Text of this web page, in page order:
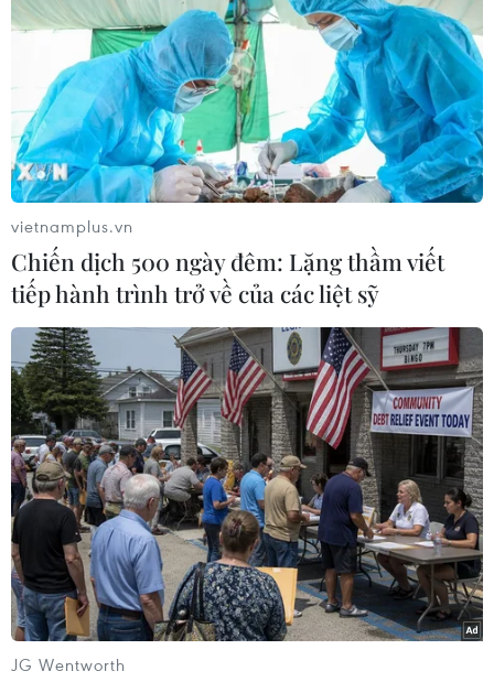
Tờ New York Times đưa tin Tổng thống Trump
cũng chỉ trích Thủ tướng Israel Benjamin
Netanyahu vì những hành động suýt nữa đã
làm đổ vỡ thỏa thuận./.
Xung đột tại Trung Đông:
Mỹ và Iran đạt thỏa thuận
hòa bình
Thủ tướng Pakistan Shehbaz Sharif
thông báo Mỹ và Iran nhất trí
chấm dứt ngay lập tức và vĩnh
viễn các hoạt động quân sự trên
mọi mặt trận, trong đó có chiến
trường Liban.
(TTXVN/Vietnam+)
vietnamplus.vn
Chiến dịch 500 ngày đêm: Lặng thầm viết
tiếp hành trình trở về của các liệt sỹ
JG Wentworth